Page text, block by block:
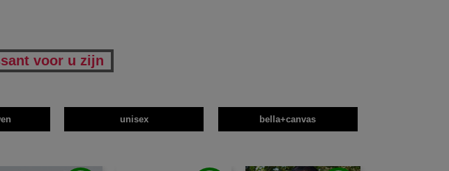
voor u zijn
unisex bella+canvas